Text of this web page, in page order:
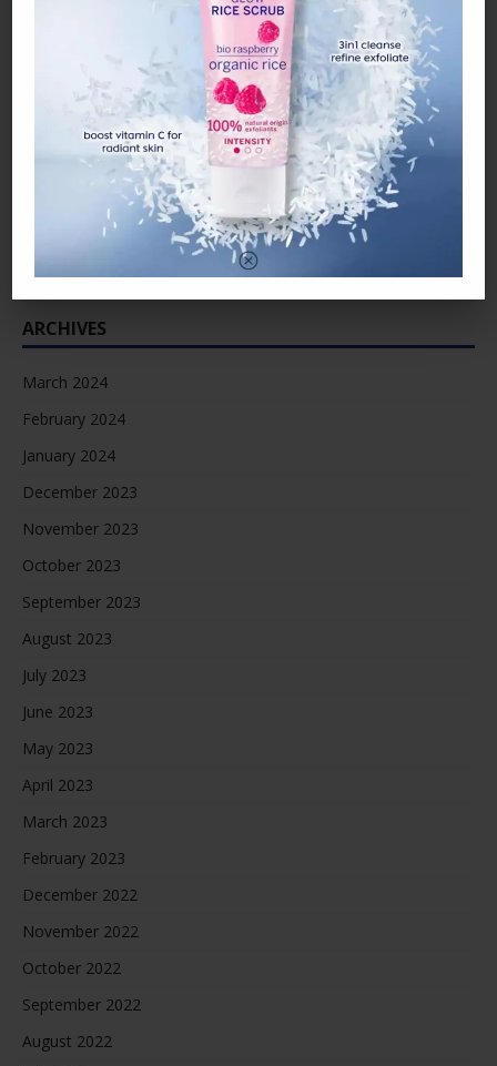
ARTIKEL TERKINI
15 tahun menyepi, Raja Farah belum ‘pencen’ berlakon
Jaga bapa sakit, wanita maut ketika tidur di dalam kereta
“Bayar RM600K atau diisytihar muflis”
ARCHIVES
March 2024
February 2024
January 2024
December 2023
November 2023
October 2023
September 2023
August 2023
July 2023
June 2023
May 2023
April 2023
March 2023
February 2023
December 2022
November 2022
October 2022
September 2022
August 2022